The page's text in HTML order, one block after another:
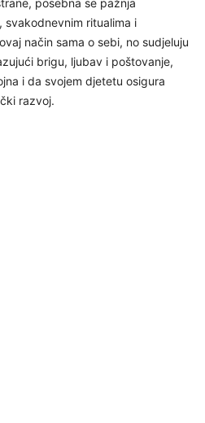
posebna se pažnja
svakodnevnim ritualima i
način sama o sebi, no sudjeluju
brigu, ljubav i poštovanje,
i da svojem djetetu osigura
razvoj.